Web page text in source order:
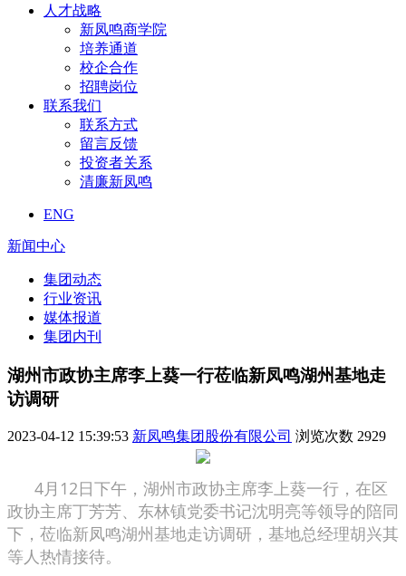
人才战略
新凤鸣商学院
培养通道
校企合作
招聘岗位
联系我们
联系方式
留言反馈
投资者关系
清廉新凤鸣
ENG
新闻中心
集团动态
行业资讯
媒体报道
集团内刊
湖州市政协主席李上葵一行莅临新凤鸣湖州基地走
访调研
2023-04-12 15:39:53 新凤鸣集团股份有限公司 浏览次数 2929
4月12日下午，湖州市政协主席李上葵一行，在区
政协主席丁芳芳、东林镇党委书记沈明亮等领导的陪同
下，莅临新凤鸣湖州基地走访调研，基地总经理胡兴其
等人热情接待。